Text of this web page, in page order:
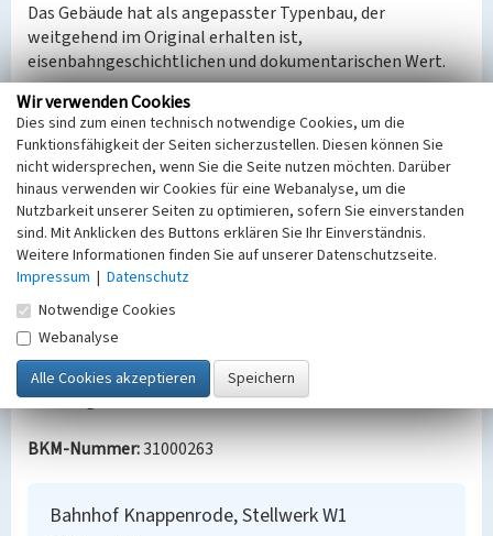
Das Gebäude hat als angepasster Typenbau, der
weitgehend im Original erhalten ist,
eisenbahngeschichtlichen und dokumentarischen Wert.
(Tom Pfefferkorn, Landesamt für Denkmalpflege Sachsen,
2022)
Datierung:
Erbauung um 1965
Quellen/Literaturangaben:
Kiesel, Reiner: Der kleine Kohlering der Deutschen
Reichsbahn im Lausitzer Kohlerevier.
Spitzkunnersdorf 2012.
Bauherr / Auftraggeber:
Eigentümer: Deutsche Reichsbahn
BKM-Nummer:31000263
Bahnhof Knappenrode, Stellwerk W1
Wir verwenden Cookies
Dies sind zum einen technisch notwendige Cookies, um die
Funktionsfähigkeit der Seiten sicherzustellen. Diesen können Sie
nicht widersprechen, wenn Sie die Seite nutzen möchten. Darüber
hinaus verwenden wir Cookies für eine Webanalyse, um die
Nutzbarkeit unserer Seiten zu optimieren, sofern Sie einverstanden
sind. Mit Anklicken des Buttons erklären Sie Ihr Einverständnis.
Weitere Informationen finden Sie auf unserer Datenschutzseite.
Impressum | Datenschutz
Notwendige Cookies
Webanalyse